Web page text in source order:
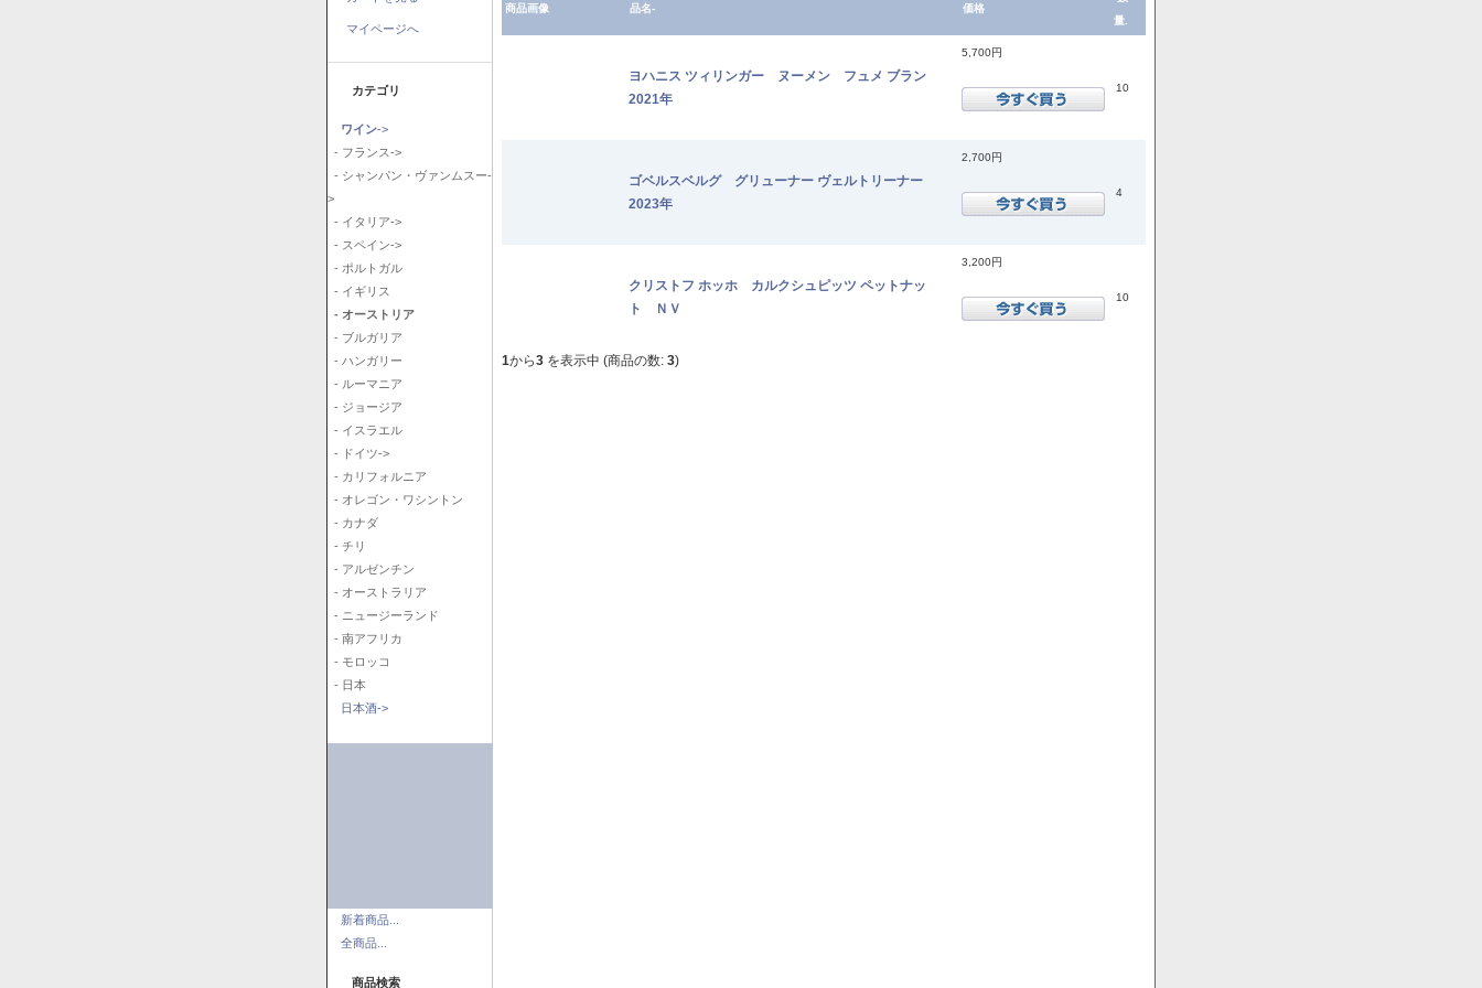
マイページへ
カテゴリ
ワイン->
- フランス->
- シャンパン・ヴァンムスー-
>
- イタリア->
- スペイン->
- ポルトガル
- イギリス
- オーストリア
- ブルガリア
- ハンガリー
- ルーマニア
- ジョージア
- イスラエル
- ドイツ->
- カリフォルニア
- オレゴン・ワシントン
- カナダ
- チリ
- アルゼンチン
- オーストラリア
- ニュージーランド
- 南アフリカ
- モロッコ
- 日本
日本酒->
新着商品...
全商品...
商品検索
商品画像 品名- 価格
量.
ヨハニス ツィリンガー ヌーメン フュメ ブラン
2021年
5,700円
10
ゴベルスベルグ グリューナー ヴェルトリーナー
2023年
2,700円
4
クリストフ ホッホ カルクシュピッツ ペットナッ
ト ＮＶ
3,200円
10
1から3 を表示中 (商品の数: 3)